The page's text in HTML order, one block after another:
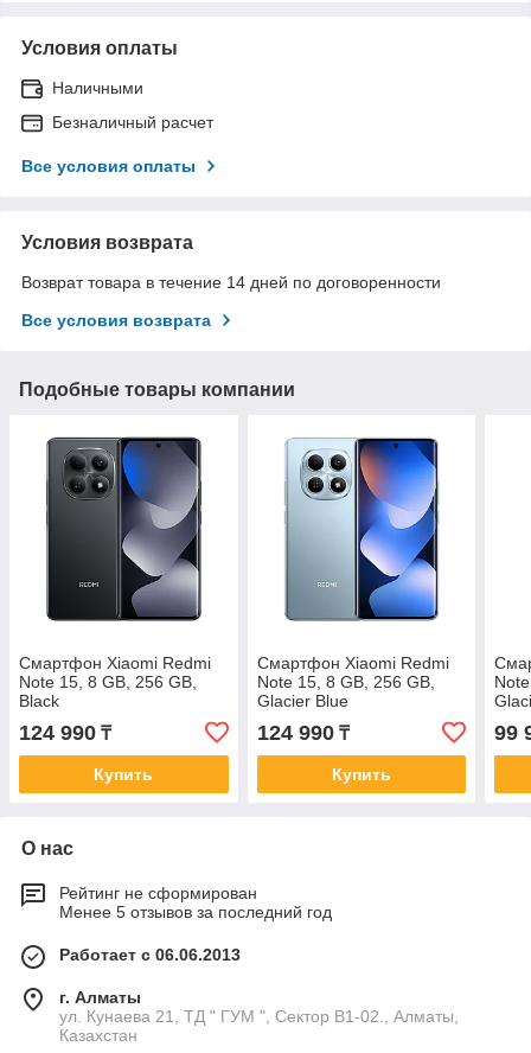
Условия оплаты
Наличными
Безналичный расчет
Все условия оплаты
Условия возврата
Возврат товара в течение 14 дней по договоренности
Все условия возврата
Подобные товары компании
Смартфон Xiaomi Redmi
Note 15, 8 GB, 256 GB,
Black
124 990 ₸
Купить
Смартфон Xiaomi Redmi
Note 15, 8 GB, 256 GB,
Glacier Blue
124 990₸
Купить
99
О нас
Рейтинг не сформирован
Менее 5 отзывов за последний год
Работает с 06.06.2013
г. Алматы
ул. Кунаева 21, ТД " ГУМ ", Сектор В1-02., Алматы,
Казахстан